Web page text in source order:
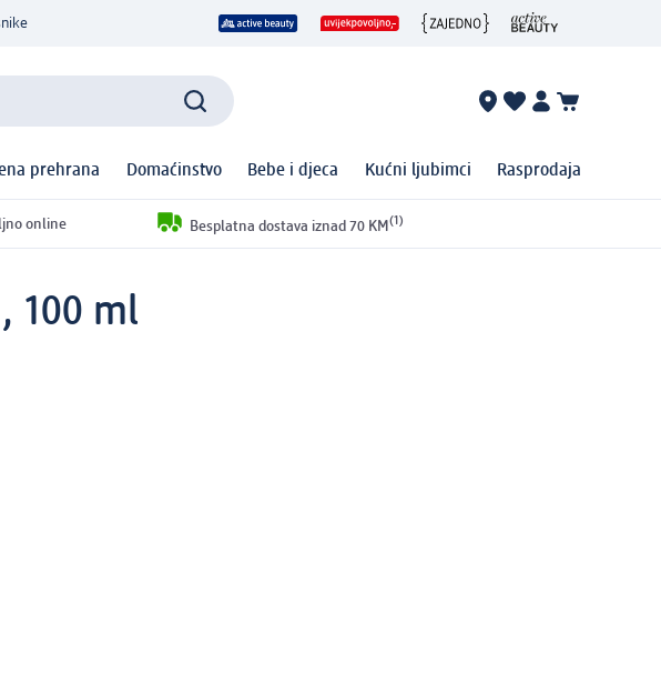
prehrana Domaćinstvo Bebe i djeca Kućni ljubimci Rasprodaja
online Besplatna dostava iznad 70 KM (1)
100 ml